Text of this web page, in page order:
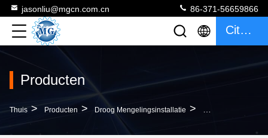
jasonliu@mgcn.com.cn 86-371-56659866
Citaat
Producten
Thuis > Producten > Droog Mengelingsinstallatie > Hoge-Precisie